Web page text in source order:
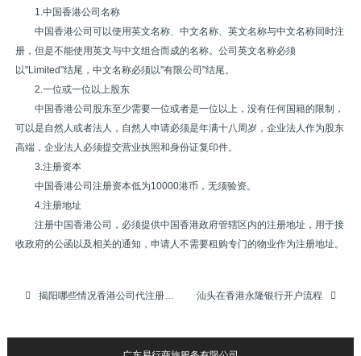
1.中国香港公司名称
中国香港公司可以使用英文名称、中文名称、英文名称与中文名称同时注
册，但是不能使用英文与中文组合而成的名称。公司英文名称必须
以"Limited"结尾，中文名称必须以"有限公司"结尾。
2.一位或一位以上股东
中国香港公司股东至少需要一位或者是一位以上，没有任何国籍的限制，
可以是自然人或者法人，自然人申请必须是年满十八周岁，企业法人作为股东
高端，企业法人必须提交营业执照和身份证复印件。
3.注册资本
中国香港公司注册资本低为10000港币，无须验资。
4.注册地址
注册中国香港公司，必须提供中国香港政府管辖区内的注册地址，用于接
收政府的公函以及相关的通知，申请人不需要租购专门的物业作为注册地址。
揭阳哪些情况香港公司代注册，香港公司代申请，代办注册香港公司，代申请注册香港公司名称难获批 汕头在香港永隆银行开户流程